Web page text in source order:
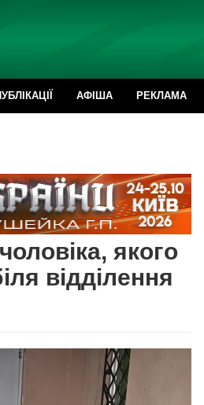
АФІША РЕКЛАМА
якого
відділення